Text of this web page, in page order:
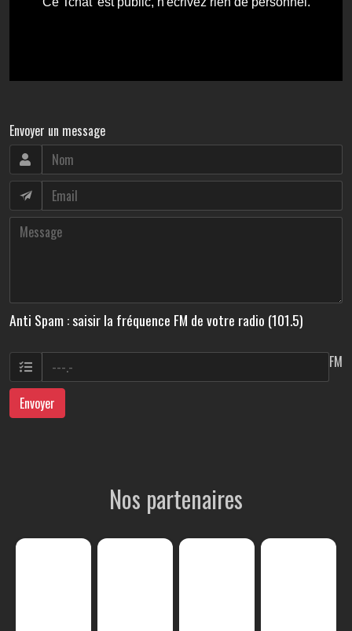
Envoyer un message
Anti Spam : saisir la fréquence FM de votre radio (101.5)
FM
Envoyer
Nos partenaires